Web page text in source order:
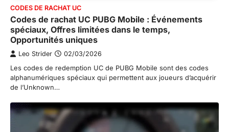
CODES DE RACHAT UC
Codes de rachat UC PUBG Mobile : Événements
spéciaux, Offres limitées dans le temps,
Opportunités uniques
Leo Strider 02/03/2026
Les codes de redemption UC de PUBG Mobile sont des codes
alphanumériques spéciaux qui permettent aux joueurs d’acquérir
de l’Unknown…